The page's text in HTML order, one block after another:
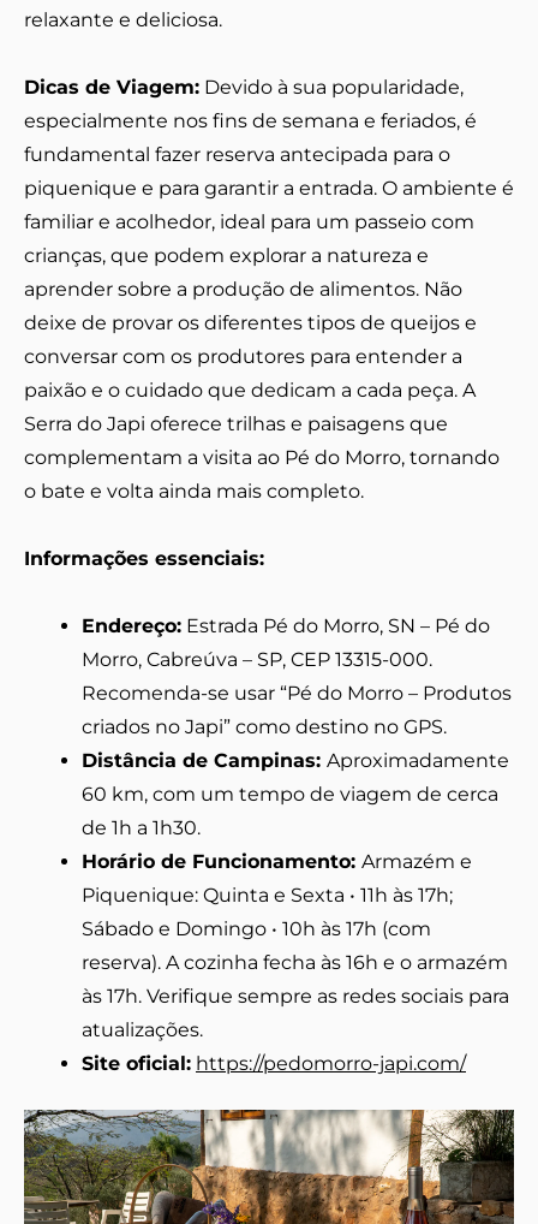
relaxante e deliciosa.
Dicas de Viagem: Devido à sua popularidade,
especialmente nos fins de semana e feriados, é
fundamental fazer reserva antecipada para o
piquenique e para garantir a entrada. O ambiente é
familiar e acolhedor, ideal para um passeio com
crianças, que podem explorar a natureza e
aprender sobre a produção de alimentos. Não
deixe de provar os diferentes tipos de queijos e
conversar com os produtores para entender a
paixão e o cuidado que dedicam a cada peça. A
Serra do Japi oferece trilhas e paisagens que
complementam a visita ao Pé do Morro, tornando
o bate e volta ainda mais completo.
Informações essenciais:
Endereço: Estrada Pé do Morro, SN – Pé do
Morro, Cabreúva – SP, CEP 13315-000.
Recomenda-se usar “Pé do Morro – Produtos
criados no Japi” como destino no GPS.
Distância de Campinas: Aproximadamente
60 km, com um tempo de viagem de cerca
de 1h a 1h30.
Horário de Funcionamento: Armazém e
Piquenique: Quinta e Sexta • 11h às 17h;
Sábado e Domingo • 10h às 17h (com
reserva). A cozinha fecha às 16h e o armazém
às 17h. Verifique sempre as redes sociais para
atualizações.
Site oficial: https://pedomorro-japi.com/